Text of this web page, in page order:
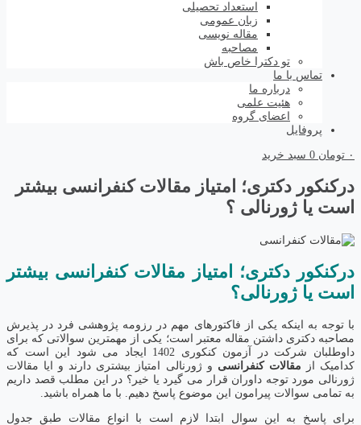
استعداد تحصیلی
زبان عمومی
مقاله نویسی
مصاحبه
تو دکترا خاص باش
تماس با ما
درباره ما
هئیت علمی
اعضای گروه
پروفایل
۰ تومان 0 سبد خرید
درکنکور دکتری؛ امتیاز مقالات کنفرانسی بیشتر
است یا ژورنالی ؟
درکنکور دکتری؛ امتیاز مقالات کنفرانسی بیشتر
است یا ژورنالی؟
با توجه به اینکه یکی از فاکتورهای مهم در رزومه پژوهشی فرد در پذیرش
مصاحبه دکتری داشتن مقاله معتبر است؛ یکی از مهمترین سوالاتی که برای
داوطلبان شرکت در آزمون کنکوری 1402 ایجاد می شود این است که
کدامیک از
مقالات کنفرانسی و ژورنالی امتیاز بیشتری دارند و ایا مقالات
ژورنالی مورد توجه داوران قرار می گیرد یا خیر؟ در این مطلب قصد داریم
به تمامی سوالات پیرامون این موضوع پاسخ دهیم. با ما همراه باشید.
برای پاسخ به این سوال ابتدا لازم است با انواع مقالات طبق جدول